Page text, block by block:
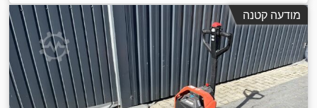
מודעה קטנה